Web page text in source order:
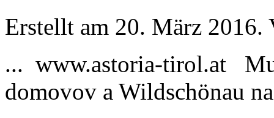
Erstellt am 20. März
... www.astoria-tirol.at
domovov a Wildschönau